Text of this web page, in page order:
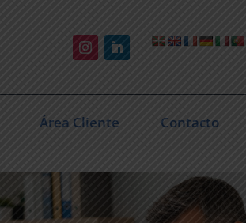
Área Cliente Contacto